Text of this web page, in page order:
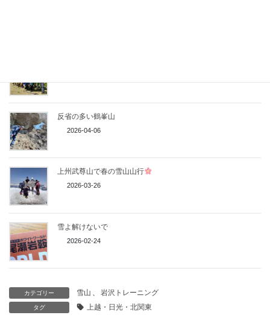
反省の多い鶴峯山
2026-04-06
上州武尊山で春の雪山山行
2026-03-26
雪よ解けないで
2026-02-24
カテゴリー 雪山 岩沢トレーニング
タグ 上越・日光・北関東